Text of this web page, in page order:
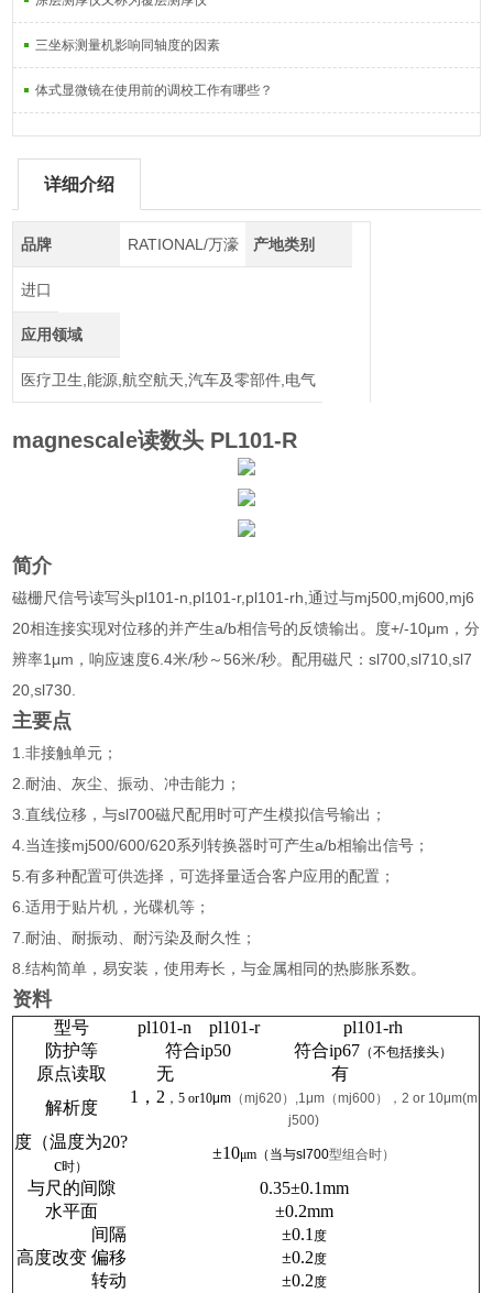
三坐标测量机影响同轴度的因素
体式显微镜在使用前的调校工作有哪些？
详细介绍
品牌 RATIONAL/万濠 产地类别
进口
应用领域
医疗卫生,能源,航空航天,汽车及零部件,电气
magnescale读数头 PL101-R
简介
磁栅尺信号读写头pl101-n,pl101-r,pl101-rh,通过与mj500,mj600,mj6
20相连接实现对位移的并产生a/b相信号的反馈输出。度+/-10μm，分
辨率1μm，响应速度6.4米/秒～56米/秒。配用磁尺：sl700,sl710,sl7
20,sl730.
主要点
1.非接触单元；
2.耐油、灰尘、振动、冲击能力；
3.直线位移，与sl700磁尺配用时可产生模拟信号输出；
4.当连接mj500/600/620系列转换器时可产生a/b相输出信号；
5.有多种配置可供选择，可选择量适合客户应用的配置；
6.适用于贴片机，光碟机等；
7.耐油、耐振动、耐污染及耐久性；
8.结构简单，易安装，使用寿长，与金属相同的热膨胀系数。
资料
型号 pl101-n pl101-r
pl101-rh
防护等
符合ip50 符合ip67 （不包括接头）
原点读取 无
有
解析度
1 ，2 ，5 or10μm （mj620）,1μm（mj600），2 or 10μm(m
j500)
度（温度为20?
c时）
±10μm （当与sl700型组合时）
与尺的间隙 0.35±0.1mm
水平面
±0.2mm
高度改变
间隔 ±0.1 度
偏移 ±0.2度
转动 ±0.2度